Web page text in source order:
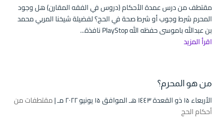
مقتطف من درس عمدة الأحكام (دروس في الفقه المقارن) هل وجود
المحرم شرط وجوب أو شرط صحة في الحج؟ لفضيلة شيخنا المربي محمد
بن عبدالله باموسى حفظه الله PlayStop نافذة...
اقرأ المزيد
من هو المحرم؟
الأربعاء ۱۵ ذو القعدة ۱٤٤۳ هـ الموافق ۱۵ يونيو ۲۰۲۲ مـ |
مقتطفات من
أحكام الحج